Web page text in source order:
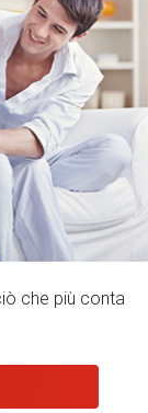
che più conta